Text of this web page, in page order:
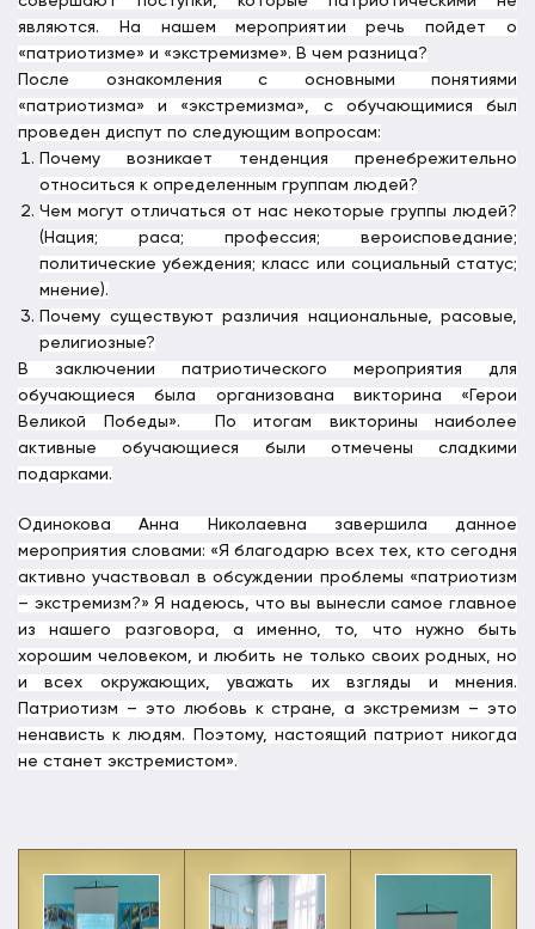
являются. На нашем мероприятии речь пойдет о
«патриотизме» и «экстремизме». В чем разница?
После ознакомления с основными понятиями
«патриотизма» и «экстремизма», с обучающимися был
проведен диспут по следующим вопросам:
Почему возникает тенденция пренебрежительно
относиться к определенным группам людей?
Чем могут отличаться от нас некоторые группы людей?
(Нация; раса; профессия; вероисповедание;
политические убеждения; класс или социальный статус;
мнение).
Почему существуют различия национальные, расовые,
религиозные?
В заключении патриотического мероприятия для
обучающиеся была организована викторина «Герои
Великой Победы».
По итогам викторины наиболее
активные обучающиеся были отмечены сладкими
подарками.
Одинокова Анна Николаевна завершила данное
мероприятия словами: «Я благодарю всех тех, кто сегодня
активно участвовал в обсуждении проблемы «патриотизм
– экстремизм?» Я надеюсь, что вы вынесли самое главное
из нашего разговора, а именно, то, что нужно быть
хорошим человеком, и любить не только своих родных, но
и всех окружающих, уважать их взгляды и мнения.
Патриотизм – это любовь к стране, а экстремизм – это
ненависть к людям. Поэтому, настоящий патриот никогда
не станет экстремистом».